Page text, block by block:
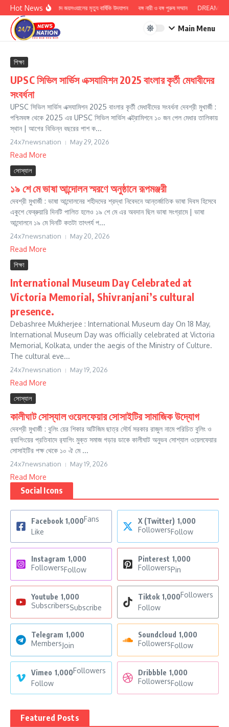
Skip to content
Hot Newsডঃ কাশী প্রসাদ জয়সওয়ালের মৃত্যু বার্ষিকি উদযাপন বঙ্গ নারী ও বঙ্গ পুরুষ সম্মান DREAM
Main Menu
শিক্ষা
UPSC সিভিল সার্ভিস এক্সযামিশন 2025 বাংলার কৃর্তী মেধাবীদের
সংবর্ধনা
UPSC সিভিল সার্ভিস এক্সযামিশন 2025 বাংলার কৃর্তী মেধাবীদের সংবর্ধনা দেবশ্রী মুখার্জী :
পশ্চিমবঙ্গ থেকে 2025 এর UPSC সিভিল সার্ভিস এক্ট্রামিশনে ১০ জন পেল মেধার তালিকায়
স্থান | আগের বিভিন্ন বছরের পাশ ক...
24x7newsnation May 29, 2026
Read More
সোস্যাল
১৯ শে মে ভাষা আন্দোলন স্মরণে অনুষ্ঠানে রূপমঞ্জরী
দেবশ্রী মুখার্জী : ভাষা আন্দোলনের শহীদদের শ্রদ্ধা নিবেদনে আন্তর্জাতিক ভাষা দিবস হিসেবে
একুশে ফেব্রুয়ারি দিনটি পালিত হলেও ১৯ শে মে এর অবদান ছিল ভাষা সংগ্রামে | ভাষা
আন্দোলনে ১৯ মে দিনটি কতটা তাৎপর্য প...
24x7newsnation May 20, 2026
Read More
শিক্ষা
International Museum Day Celebrated at
Victoria Memorial, Shivranjani’s cultural
presence.
Debashree Mukherjee : International Museum day On 18 May,
International Museum Day was officially celebrated at Victoria
Memorial, Kolkata, under the aegis of the Ministry of Culture.
The cultural eve...
24x7newsnation May 19, 2026
Read More
সোস্যাল
কালীঘাট সোস্যাল ওয়েলফেয়ার সোসাইটির সামাজিক উদ্যোগ
দেবশ্রী মুখার্জী : বুলিং য়ের শিকার অটিজিম ছাত্র সৌর্য সরকার রাজুল নামে পরিচিত বুলিং ও
র‍্যাগিংয়ের প্রতিবাদে র‍্যাগিং মুক্ত সমাজ গড়ার ডাকে কালীঘাট অনুভব সোশ্যাল ওয়েলফেয়ার
সোসাইটির পক্ষ থেকে ১০ ঐ মে ...
24x7newsnation May 19, 2026
Read More
Social Icons
Facebook 1,000Fans
Like
X (Twitter) 1,000
FollowersFollow
Instagram 1,000
FollowersFollow
Pinterest 1,000
FollowersPin
Youtube 1,000
SubscribersSubscribe
Tiktok 1,000Followers
Follow
Telegram 1,000
MembersJoin
Soundcloud 1,000
FollowersFollow
Vimeo 1,000Followers
Follow
Dribbble 1,000
FollowersFollow
Featured Posts